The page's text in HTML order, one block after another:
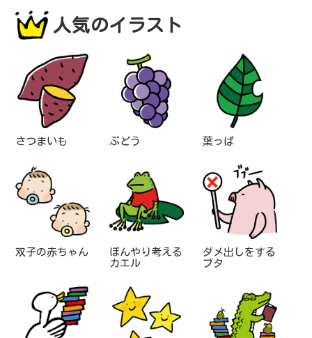
人気のイラスト
さつまいも ぶどう 葉っぱ
双子の赤ちゃん
ぼんやり考える
カエル
ダメ出しをする
ブタ